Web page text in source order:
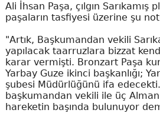
Ali İhsan Paşa, çılgın Sarıkamış
paşaların tasfiyesi üzerine şu
"Artık, Başkumandan vekili
yapılacak taarruzlara bizzat
karar vermişti. Bronzart Paşa
Yarbay Guze ikinci başkanlığı;
şubesi Müdürlüğünü ifa
başkumandan vekili ile üç
hareketin başında bulunuyor